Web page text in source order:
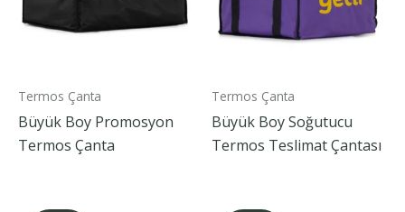
Termos Çanta
Büyük Boy Promosyon
Termos Çanta
Termos Çanta
Büyük Boy Soğutucu
Termos Teslimat Çantası